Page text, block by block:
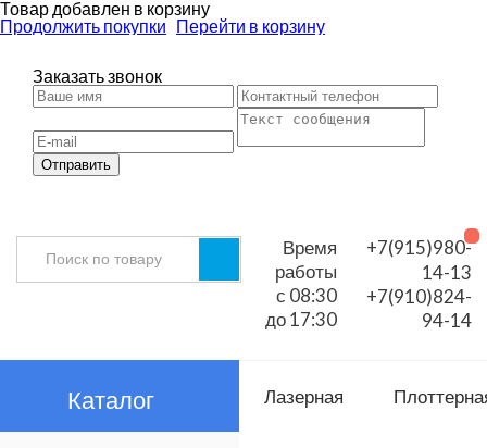
Товар добавлен в корзину
Продолжить покупки Перейти в корзину
Заказать звонок
Отправить
Время
работы
с 08:30
до 17:30
+7(915)980-
14-13
+7(910)824-
94-14
Каталог Лазерная